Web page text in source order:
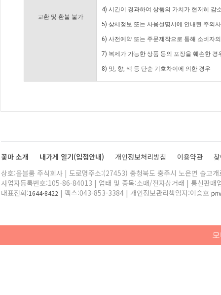
교환 및 환불 불가
4) 시간이 경과하여 상품의 가치가 현저히 감
5) 상세정보 또는 사용설명서에 안내된 주의
6) 사전예약 또는 주문제작으로 통해 소비자
7) 복제가 가능한 상품 등의 포장을 훼손한 경
8) 맛, 향, 색 등 단순 기호차이에 의한 경우
꽃마 소개 내가게 열기(입점안내) 개인정보처리방침 이용약관
상호:올블룸 주식회사 | 도로명주소:(27453) 충청북도 충주시 노은면 솔고
사업자등록번호:105-86-84013 | 업태 및 종목:소매/전자상거래 | 통신판매
대표전화:1644-8422 | 팩스:043-853-3384 | 개인정보관리책임자:이승호